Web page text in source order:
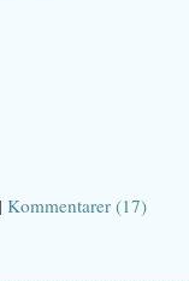
| Kommentarer (17)